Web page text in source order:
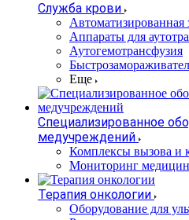
Служба крови
Автоматизированная
Аппараты для
Аутогемотрансфузия
Еще
Специализированное
медучреждений
Комплексы вызова и
Мониторинг
Терапия онкологии
Оборудование для